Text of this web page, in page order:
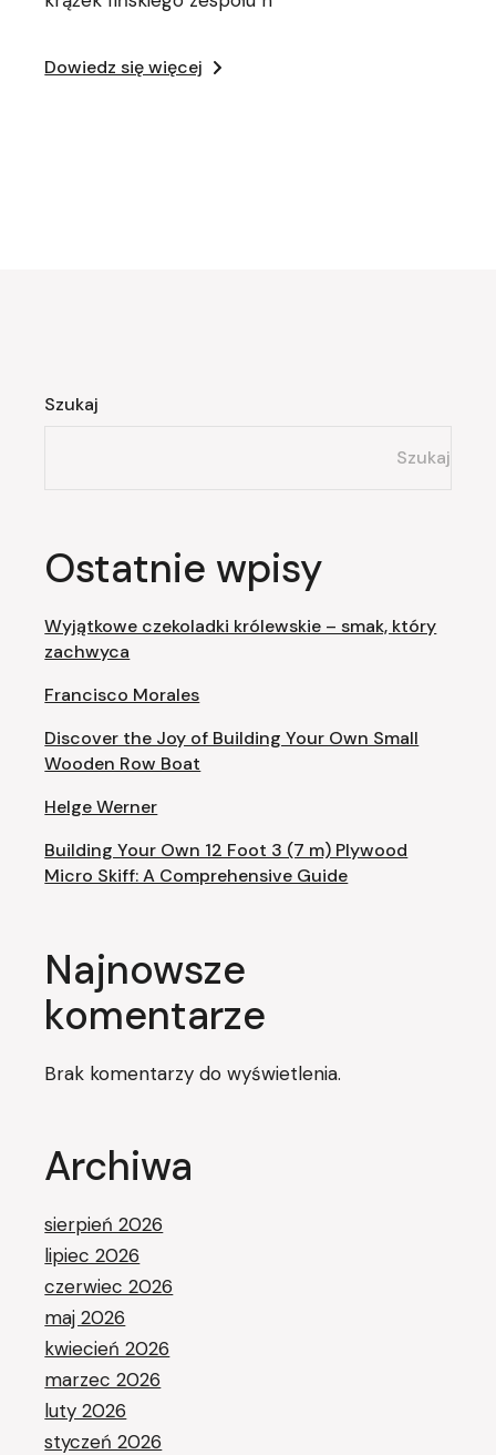
Dowiedz się więcej
Szukaj
Szukaj
Ostatnie wpisy
Wyjątkowe czekoladki królewskie – smak, który
zachwyca
Francisco Morales
Discover the Joy of Building Your Own Small
Wooden Row Boat
Helge Werner
Building Your Own 12 Foot 3 (7 m) Plywood
Micro Skiff: A Comprehensive Guide
Najnowsze
komentarze
Brak komentarzy do wyświetlenia.
Archiwa
sierpień 2026
lipiec 2026
czerwiec 2026
maj 2026
kwiecień 2026
marzec 2026
luty 2026
styczeń 2026